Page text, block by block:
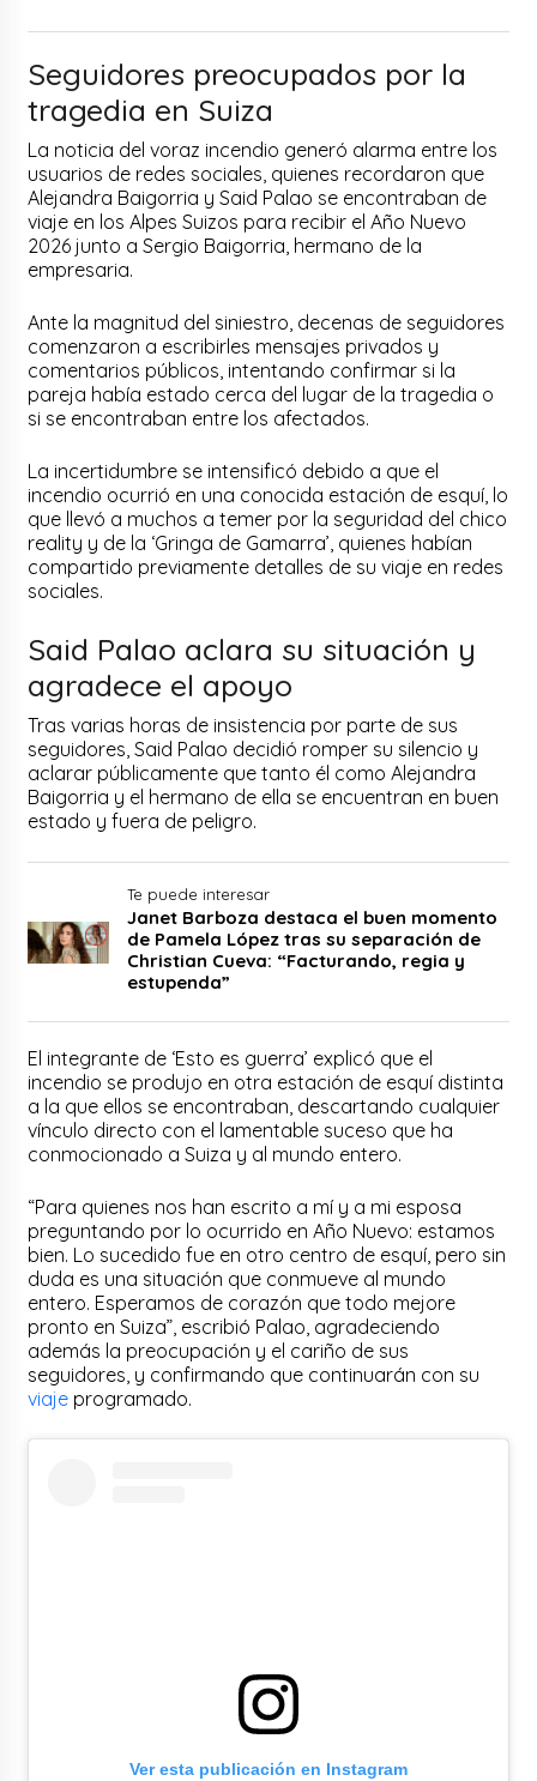
Seguidores preocupados por la
tragedia en Suiza
La noticia del voraz incendio generó alarma entre los
usuarios de redes sociales, quienes recordaron que
Alejandra Baigorria y Said Palao se encontraban de
viaje en los Alpes Suizos para recibir el Año Nuevo
2026 junto a Sergio Baigorria, hermano de la
empresaria.
Ante la magnitud del siniestro, decenas de seguidores
comenzaron a escribirles mensajes privados y
comentarios públicos, intentando confirmar si la
pareja había estado cerca del lugar de la tragedia o
si se encontraban entre los afectados.
La incertidumbre se intensificó debido a que el
incendio ocurrió en una conocida estación de esquí, lo
que llevó a muchos a temer por la seguridad del chico
reality y de la ‘Gringa de Gamarra’, quienes habían
compartido previamente detalles de su viaje en redes
sociales.
Said Palao aclara su situación y
agradece el apoyo
Tras varias horas de insistencia por parte de sus
seguidores, Said Palao decidió romper su silencio y
aclarar públicamente que tanto él como Alejandra
Baigorria y el hermano de ella se encuentran en buen
estado y fuera de peligro.
Te puede interesar
Janet Barboza destaca el buen momento
de Pamela López tras su separación de
Christian Cueva: “Facturando, regia y
estupenda”
El integrante de ‘Esto es guerra’ explicó que el
incendio se produjo en otra estación de esquí distinta
a la que ellos se encontraban, descartando cualquier
vínculo directo con el lamentable suceso que ha
conmocionado a Suiza y al mundo entero.
“Para quienes nos han escrito a mí y a mi esposa
preguntando por lo ocurrido en Año Nuevo: estamos
bien. Lo sucedido fue en otro centro de esquí, pero sin
duda es una situación que conmueve al mundo
entero. Esperamos de corazón que todo mejore
pronto en Suiza”, escribió Palao, agradeciendo
además la preocupación y el cariño de sus
seguidores, y confirmando que continuarán con su
viaje programado.
Ver esta publicación en Instagram